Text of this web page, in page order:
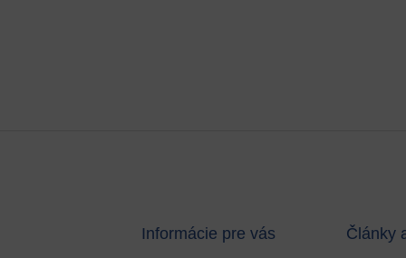
Informácie pre vás Články